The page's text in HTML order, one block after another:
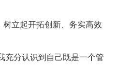
立起开拓创新、务实高效
充分认识到自己既是一个管